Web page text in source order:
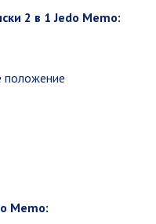
2 в 1 Jedo Memo:
положение
Memo: